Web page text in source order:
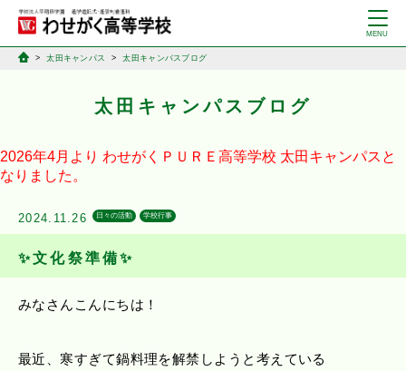
太田キャンパス 太田キャンパスブログ
太田キャンパスブログ
2026年4月より わせがくＰＵＲＥ高等学校 太田キャンパスと
なりました。
2024.11.26 日々の活動 学校行事
✨文化祭準備✨
みなさんこんにちは！
最近、寒すぎて鍋料理を解禁しようと考えている